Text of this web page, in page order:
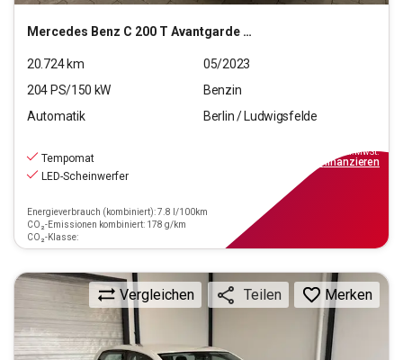
Mercedes Benz C 200 T Avantgarde 4Matic (EURO 6d)
20.724km
05/2023
204 PS/150 kW
Benzin
Automatik
Berlin / Ludwigsfelde
Tempomat
LED-Scheinwerfer
Energieverbrauch (kombiniert): 7.8 l/100km
CO₂-Emissionen kombiniert: 178 g/km
CO₂-Klasse:
inkl.MwSt.
finanzieren
Vergleichen Teilen Merken